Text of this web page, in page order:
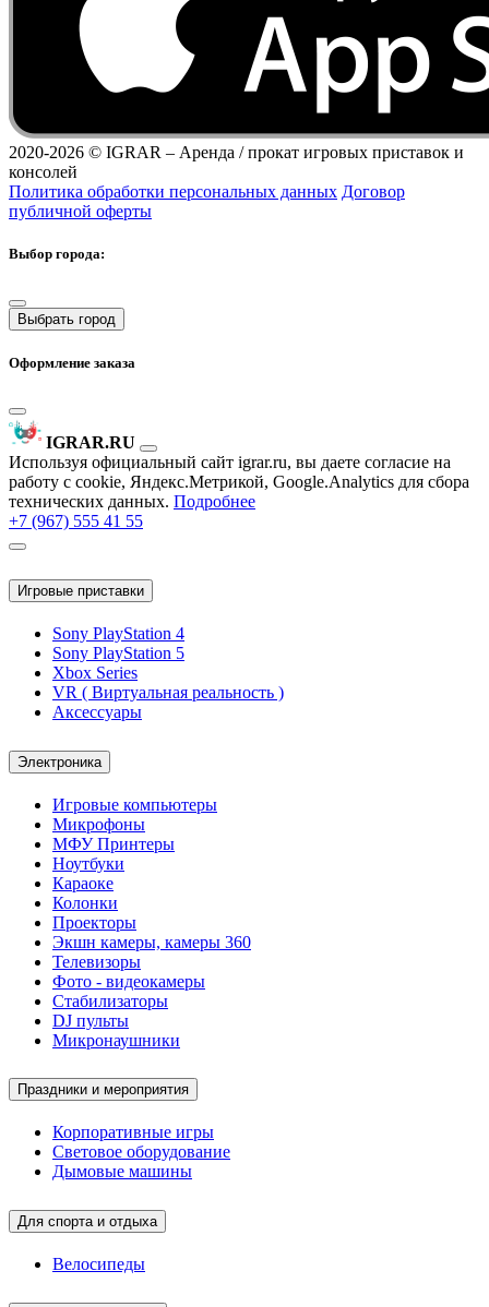
2020-2026 © IGRAR – Аренда / прокат игровых приставок и
консолей
Политика обработки персональных данных Договор
публичной оферты
Выбор города:
Выбрать город
Оформление заказа
IGRAR.RU
Используя официальный сайт igrar.ru, вы даете согласие на
работу с cookie, Яндекс.Метрикой, Google.Analytics для сбора
технических данных. Подробнее
+7 (967) 555 41 55
Игровые приставки
Sony PlayStation 4
Sony PlayStation 5
Xbox Series
VR ( Виртуальная реальность )
Аксессуары
Электроника
Игровые компьютеры
Микрофоны
МФУ Принтеры
Ноутбуки
Караоке
Колонки
Проекторы
Экшн камеры, камеры 360
Телевизоры
Фото - видеокамеры
Стабилизаторы
DJ пульты
Микронаушники
Праздники и мероприятия
Корпоративные игры
Световое оборудование
Дымовые машины
Для спорта и отдыха
Велосипеды